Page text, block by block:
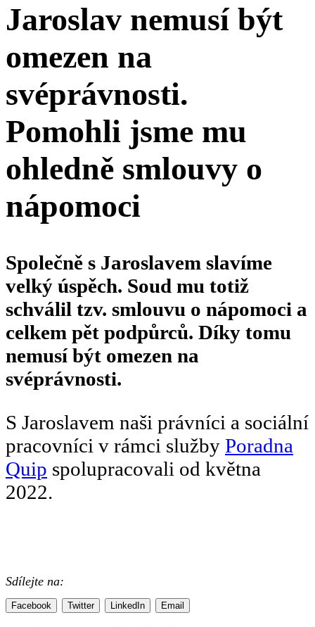
Jaroslav nemusí být
omezen na
svéprávnosti.
Pomohli jsme mu
ohledně smlouvy o
nápomoci
Společně s Jaroslavem slavíme
velký úspěch. Soud mu totiž
schválil tzv. smlouvu o nápomoci a
celkem pět podpůrců. Díky tomu
nemusí být omezen na
svéprávnosti.
S Jaroslavem naši právníci a sociální
pracovníci v rámci služby Poradna
Quip spolupracovali od května
2022.
Sdílejte na:
Facebook Twitter LinkedIn Email